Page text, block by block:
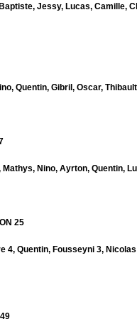
Jessy, Lucas, Camille,
Quentin, Gibril, Oscar,
Nino, Ayrton, Quentin,
25
4, Quentin, Fousseyni 3,